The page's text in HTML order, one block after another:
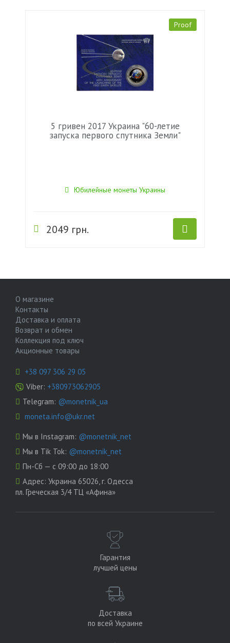
Proof
5 гривен 2017 Украина "60-летие
запуска первого спутника Земли"
Юбилейные монеты Украины
2049 грн.
О магазине
Контакты
Доставка и оплата
Возврат и обмен
Коллекция под ключ
Акционные товары
+38 097 306 29 05
Viber: +380973062905
Telegram: @monetnik_ua
moneta.info@ukr.net
Мы в Instagram: @monetnik_net
Мы в Tik Tok: @monetnik_net
Пн-Сб — с 09:00 до 18:00
Адрес: Украина 65026, г. Одесса
пл. Греческая 3/4 ТЦ «Афина»
Гарантия
лучшей цены
Доставка
по всей Украине